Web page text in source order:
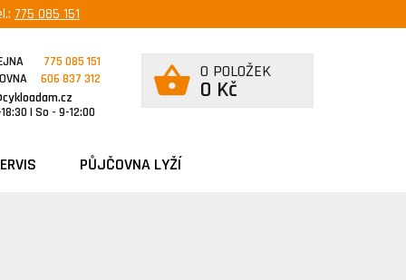
775 085 151
775 085 151
606 837 312
| So - 9-12:00
0 POLOŽEK
0 Kč
PŮJČOVNA LYŽÍ